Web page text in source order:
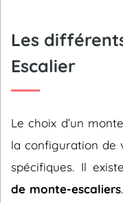
Les
Escalier
Le choix d’un
la configuration de
spécifiques. Il
de monte-escaliers